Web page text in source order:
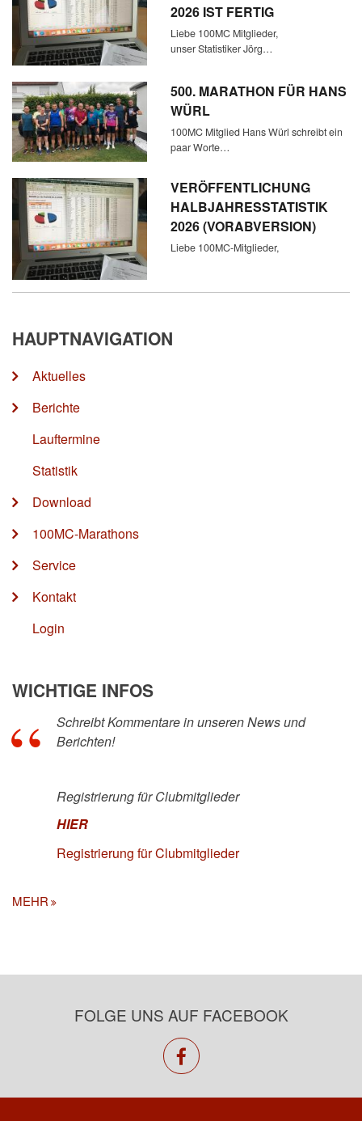
2026 IST FERTIG
Liebe 100MC Mitglieder,
unser Statistiker Jörg…
500. MARATHON FÜR HANS
WÜRL
100MC Mitglied Hans Würl schreibt ein
paar Worte…
VERÖFFENTLICHUNG
HALBJAHRESSTATISTIK
2026 (VORABVERSION)
Liebe 100MC-Mitglieder,
HAUPTNAVIGATION
Aktuelles
Berichte
Lauftermine
Statistik
Download
100MC-Marathons
Service
Kontakt
Login
WICHTIGE INFOS
Schreibt Kommentare in unseren News und
Berichten!
Registrierung für Clubmitglieder
HIER
Registrierung für Clubmitglieder
MEHR
FOLGE UNS AUF FACEBOOK
facebook